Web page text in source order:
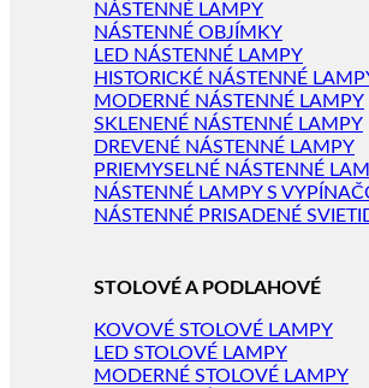
NÁSTENNÉ LAMPY
NÁSTENNÉ OBJÍMKY
LED NÁSTENNÉ LAMPY
HISTORICKÉ NÁSTENNÉ
MODERNÉ NÁSTENNÉ LAMPY
SKLENENÉ NÁSTENNÉ LAMPY
DREVENÉ NÁSTENNÉ LAMPY
PRIEMYSELNÉ NÁSTENNÉ
NÁSTENNÉ LAMPY S
NÁSTENNÉ PRISADENÉ
STOLOVÉ A PODLAHOVÉ
KOVOVÉ STOLOVÉ LAMPY
LED STOLOVÉ LAMPY
MODERNÉ STOLOVÉ LAMPY